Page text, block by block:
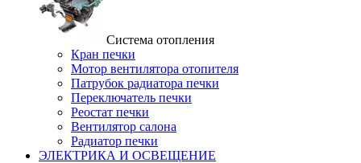
Система отопления
Кран печки
Мотор вентилятора отопителя
Патрубок радиатора печки
Переключатель печки
Реостат печки
Вентилятор салона
Радиатор печки
ЭЛЕКТРИКА И ОСВЕЩЕНИЕ